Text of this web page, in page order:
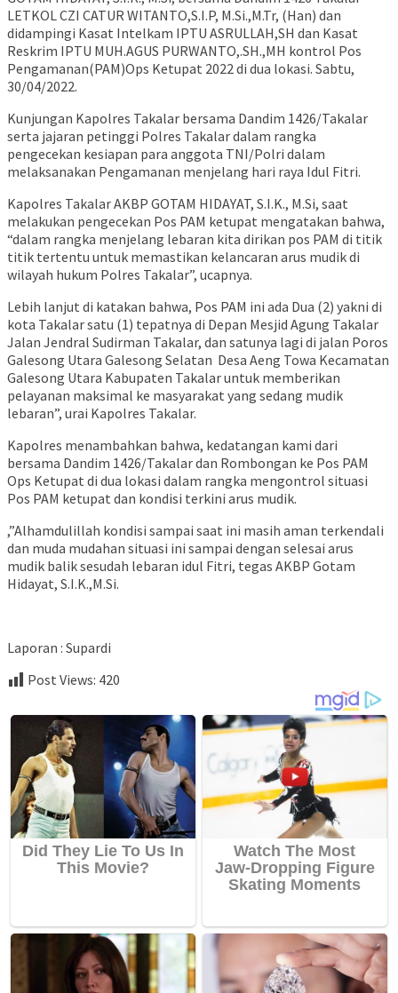
LETKOL CZI CATUR WITANTO,S.I.P, M.Si.,M.Tr, (Han) dan
didampingi Kasat Intelkam IPTU ASRULLAH,SH dan Kasat
Reskrim IPTU MUH.AGUS PURWANTO,.SH.,MH kontrol Pos
Pengamanan(PAM)Ops Ketupat 2022 di dua lokasi. Sabtu,
30/04/2022.
Kunjungan Kapolres Takalar bersama Dandim 1426/Takalar
serta jajaran petinggi Polres Takalar dalam rangka
pengecekan kesiapan para anggota TNI/Polri dalam
melaksanakan Pengamanan menjelang hari raya Idul Fitri.
Kapolres Takalar AKBP GOTAM HIDAYAT, S.I.K., M.Si, saat
melakukan pengecekan Pos PAM ketupat mengatakan bahwa,
“dalam rangka menjelang lebaran kita dirikan pos PAM di titik
titik tertentu untuk memastikan kelancaran arus mudik di
wilayah hukum Polres Takalar”, ucapnya.
Lebih lanjut di katakan bahwa, Pos PAM ini ada Dua (2) yakni di
kota Takalar satu (1) tepatnya di Depan Mesjid Agung Takalar
Jalan Jendral Sudirman Takalar, dan satunya lagi di jalan Poros
Galesong Utara Galesong Selatan Desa Aeng Towa Kecamatan
Galesong Utara Kabupaten Takalar untuk memberikan
pelayanan maksimal ke masyarakat yang sedang mudik
lebaran”, urai Kapolres Takalar.
Kapolres menambahkan bahwa, kedatangan kami dari
bersama Dandim 1426/Takalar dan Rombongan ke Pos PAM
Ops Ketupat di dua lokasi dalam rangka mengontrol situasi
Pos PAM ketupat dan kondisi terkini arus mudik.
,”Alhamdulillah kondisi sampai saat ini masih aman terkendali
dan muda mudahan situasi ini sampai dengan selesai arus
mudik balik sesudah lebaran idul Fitri, tegas AKBP Gotam
Hidayat, S.I.K.,M.Si.
Laporan : Supardi
Post Views: 420